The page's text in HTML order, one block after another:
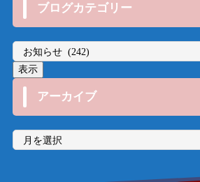
ブログカテゴリー
アーカイブ
ア
カ